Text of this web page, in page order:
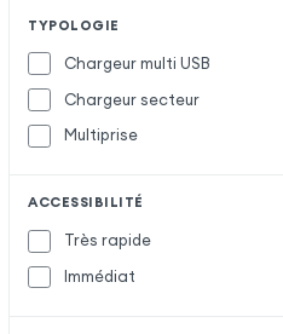
TYPOLOGIE
Chargeur multi USB
Chargeur secteur
Multiprise
ACCESSIBILITÉ
Très rapide
Immédiat